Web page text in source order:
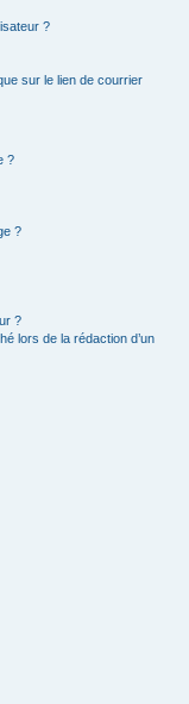
?
sur le lien de courrier
?
?
?
lors de la rédaction d’un